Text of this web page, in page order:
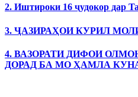
2. Иштироки 16 ҷудокор дар
3. ҶАЗИРАҲОИ КУРИЛ
4. ВАЗОРАТИ ДИФОИ
ДОРАД БА МО ҲАМЛА